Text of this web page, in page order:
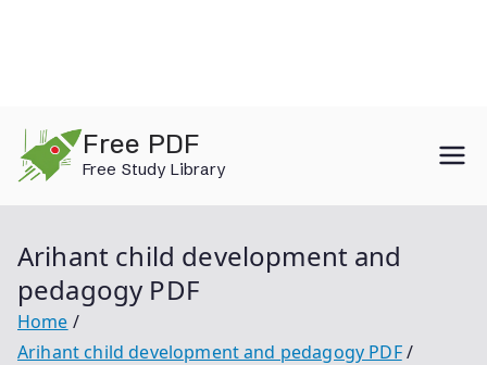
content
Free PDF
Free Study Library
Arihant child development and
pedagogy PDF
Home
Arihant child development and pedagogy PDF